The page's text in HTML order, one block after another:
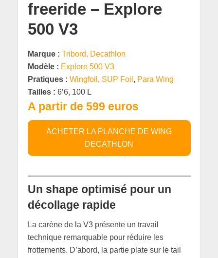
freeride – Explore
500 V3
Marque : Tribord, Decathlon
Modèle : Explore 500 V3
Pratiques : Wingfoil , SUP Foil , Para Wing
Tailles : 6’6, 100 L
A partir de 599 euros
ACHETER LA PLANCHE DE WING
DECATHLON
Un shape optimisé pour un
décollage rapide
La carène de la V3 présente un travail
technique remarquable pour réduire les
frottements. D’abord, la partie plate sur le tail